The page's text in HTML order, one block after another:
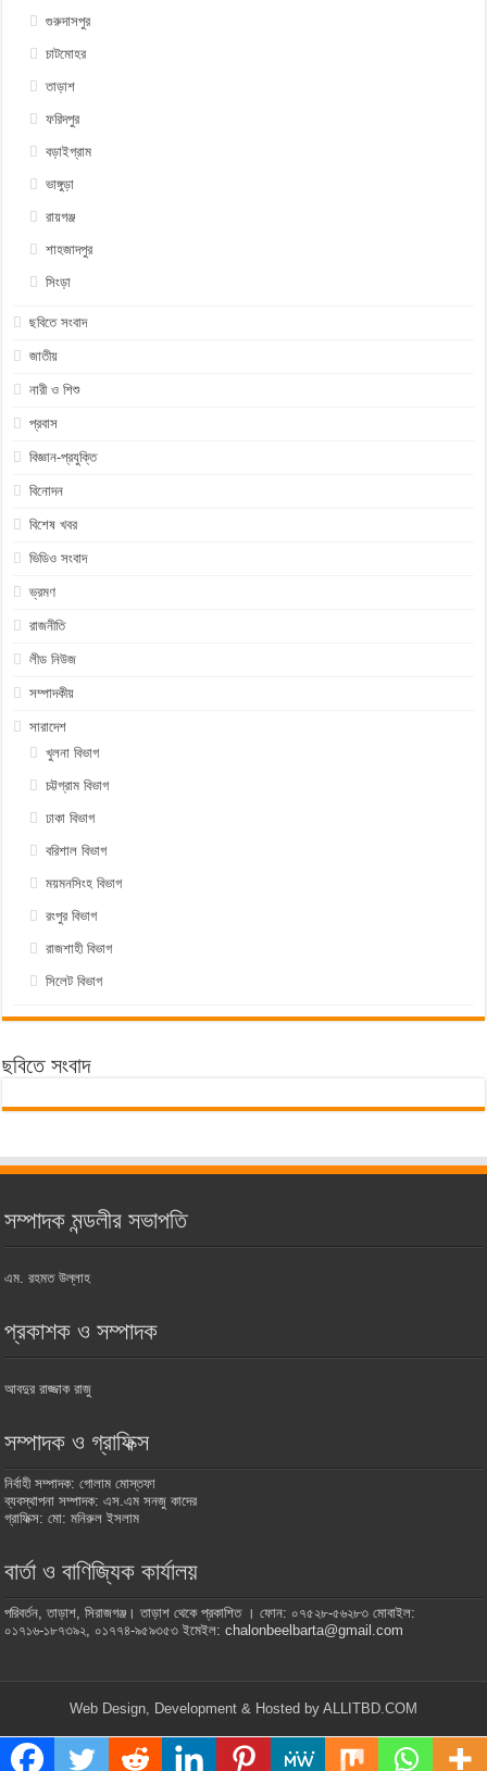
গুরুদাসপুর
চাটমোহর
তাড়াশ
ফরিদপুর
বড়াইগ্রাম
ভাঙ্গুড়া
রায়গঞ্জ
শাহজাদপুর
সিংড়া
ছবিতে সংবাদ
জাতীয়
নারী ও শিশু
প্রবাস
বিজ্ঞান-প্রযুক্তি
বিনোদন
বিশেষ খবর
ভিডিও সংবাদ
ভ্রমণ
রাজনীতি
লীড নিউজ
সম্পাদকীয়
সারাদেশ
খুলনা বিভাগ
চট্টগ্রাম বিভাগ
ঢাকা বিভাগ
বরিশাল বিভাগ
ময়মনসিংহ বিভাগ
রংপুর বিভাগ
রাজশাহী বিভাগ
সিলেট বিভাগ
ছবিতে সংবাদ
সম্পাদক মন্ডলীর সভাপতি
এম. রহমত উল্লাহ
প্রকাশক ও সম্পাদক
আবদুর রাজ্জাক রাজু
সম্পাদক ও গ্রাফিক্স
নির্বাহী সম্পাদক: গোলাম মোস্তফা
ব্যবস্থাপনা সম্পাদক: এস.এম সনজু কাদের
গ্রাফিক্স: মো: মনিরুল ইসলাম
বার্তা ও বাণিজ্যিক কার্যালয়
পরিবর্তন, তাড়াশ, সিরাজগঞ্জ। তাড়াশ থেকে প্রকাশিত । ফোন: ০৭৫২৮-৫৬২৮৩ মোবাইল:
০১৭১৬-১৮৭৩৯২, ০১৭৭৪-৯৫৯৩৫৩ ইমেইল: chalonbeelbarta@gmail.com
Web Design, Development & Hosted by ALLITBD.COM